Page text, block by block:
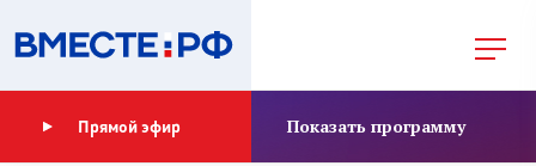
Прямой эфир Показать программу